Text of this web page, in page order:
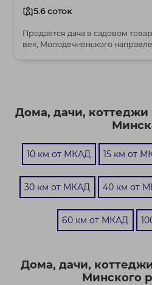
5.6 соток
Продается дача в садовом
век, Молодечненского
Дома, дачи, коттеджи
10 км от МКАД 15 км от
30 км от МКАД 40 км от
60 км от МКАД
Дома, дачи,
Минского